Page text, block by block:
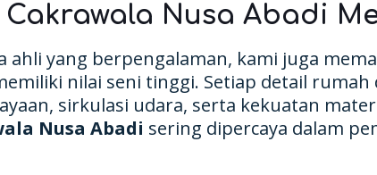
Cakrawala Nusa Abadi
ahli yang berpengalaman, kami juga
nilai seni tinggi. Setiap detail
sirkulasi udara, serta kekuatan
Nusa Abadi sering dipercaya dalam